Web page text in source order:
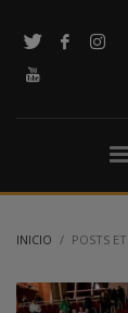
INICIO POSTS